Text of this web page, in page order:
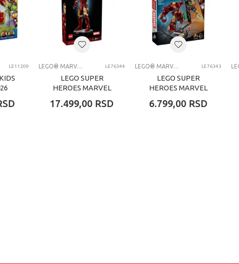
8+ godina
LEGO MARVEL SUPER HEROES
LE11209 LEGO® MARVEL SUPER HERO ™ LE76344
LEGO SUPER
HEROES MARVEL
COLLECTORS
17.499,00 RSD
LEGO® MARVEL SUPER HERO ™ LE76343
LEGO SUPER
HEROES MARVEL
HULKBUSTER VS
6.799,00 RSD